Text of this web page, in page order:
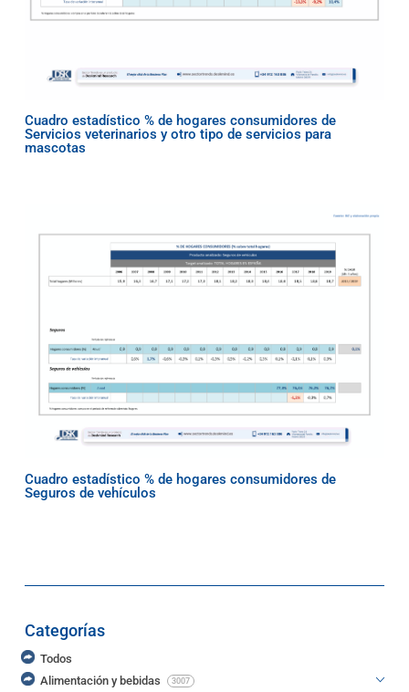
Cuadro estadístico % de hogares consumidores de
Servicios veterinarios y otro tipo de servicios para
mascotas
Cuadro estadístico % de hogares consumidores de
Seguros de vehículos
Categorías
Todos
Alimentación y bebidas
3007